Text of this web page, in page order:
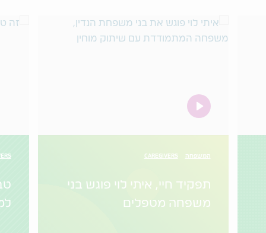
video
המשפחה CAREGIVERS
תפקיד חיי, איתי לוי פוגש בני
משפחה מטפלים